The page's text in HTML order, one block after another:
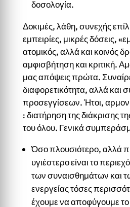
δοσολογία.
Δοκιμές, λάθη, συνεχής
εμπειρίες, μικρές δόσεις,
ατομικός, αλλά και κοινός
αμφισβήτηση και κριτική.
μας απόψεις πρώτα.
διαφορετικότητα, αλλά και
προσεγγίσεων. Ήτοι,
: διατήρηση της διάκρισης
του όλου. Γενικά
Όσο πλουσιότερο, αλλά
υγιέστερο είναι το
των συναισθημάτων και
ενεργείας τόσες
έχουμε να αποφύγουμε